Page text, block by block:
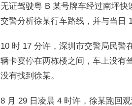
无证驾驶粤 B 某号牌车经过南坪快
交警分析徐某行车路线，并与当日
10 时 17 分许，深圳市交警局民警
辆卡宴停在两栋楼之间，车上没有
没有找到徐某。
8 月 29 日凌晨 4 时许，徐某跑回